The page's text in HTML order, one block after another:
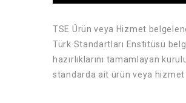
TSE Ürün veya Hizmet
Türk Standartları Enstitüsü
hazırlıklarını tamamlayan
standarda ait ürün veya hizmet